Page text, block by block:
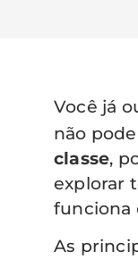
Você já
não
classe,
explorar
funciona
As